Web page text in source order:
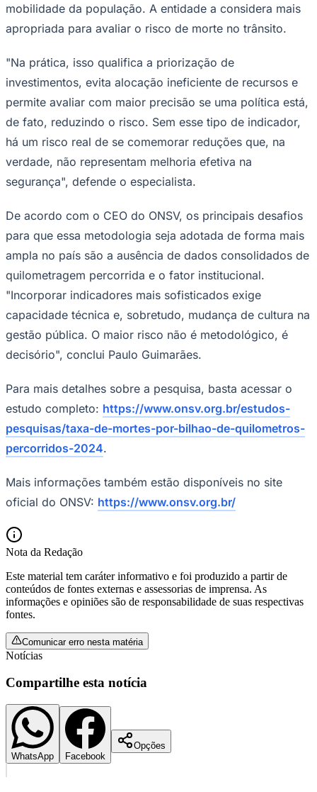
Fluminense
Vasco
mobilidade da população. A entidade a considera mais
apropriada para avaliar o risco de morte no trânsito.
"Na prática, isso qualifica a priorização de
investimentos, evita alocação ineficiente de recursos e
permite avaliar com maior precisão se uma política está,
de fato, reduzindo o risco. Sem esse tipo de indicador,
há um risco real de se comemorar reduções que, na
verdade, não representam melhoria efetiva na
segurança", defende o especialista.
De acordo com o CEO do ONSV, os principais desafios
para que essa metodologia seja adotada de forma mais
ampla no país são a ausência de dados consolidados de
quilometragem percorrida e o fator institucional.
"Incorporar indicadores mais sofisticados exige
capacidade técnica e, sobretudo, mudança de cultura na
gestão pública. O maior risco não é metodológico, é
decisório", conclui Paulo Guimarães.
Para mais detalhes sobre a pesquisa, basta acessar o
estudo completo: https://www.onsv.org.br/estudos-
pesquisas/taxa-de-mortes-por-bilhao-de-quilometros-
percorridos-2024.
Mais informações também estão disponíveis no site
oficial do ONSV: https://www.onsv.org.br/
Nota da Redação
Este material tem caráter informativo e foi produzido a partir de
conteúdos de fontes externas e assessorias de imprensa. As
informações e opiniões são de responsabilidade de suas respectivas
fontes.
Comunicar erro nesta matéria
Notícias
Compartilhe esta notícia
WhatsApp Facebook
Opções